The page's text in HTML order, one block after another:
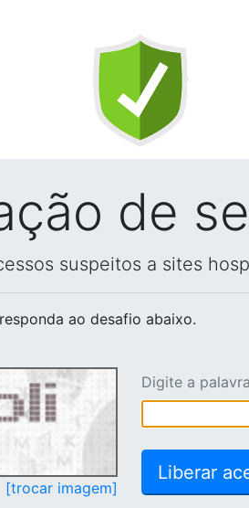
de
suspeitos a sites
ao desafio abaixo.
[trocar imagem]
Digite a